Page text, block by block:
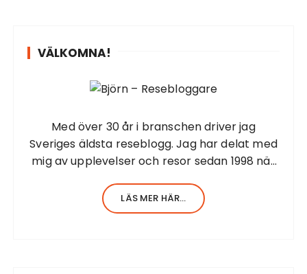
VÄLKOMNA!
Med över 30 år i branschen driver jag
Sveriges äldsta reseblogg. Jag har delat med
mig av upplevelser och resor sedan 1998 när
Jag har en stor erfarenhet av allt inom
turism. Själv har…
LÄS MER HÄR...